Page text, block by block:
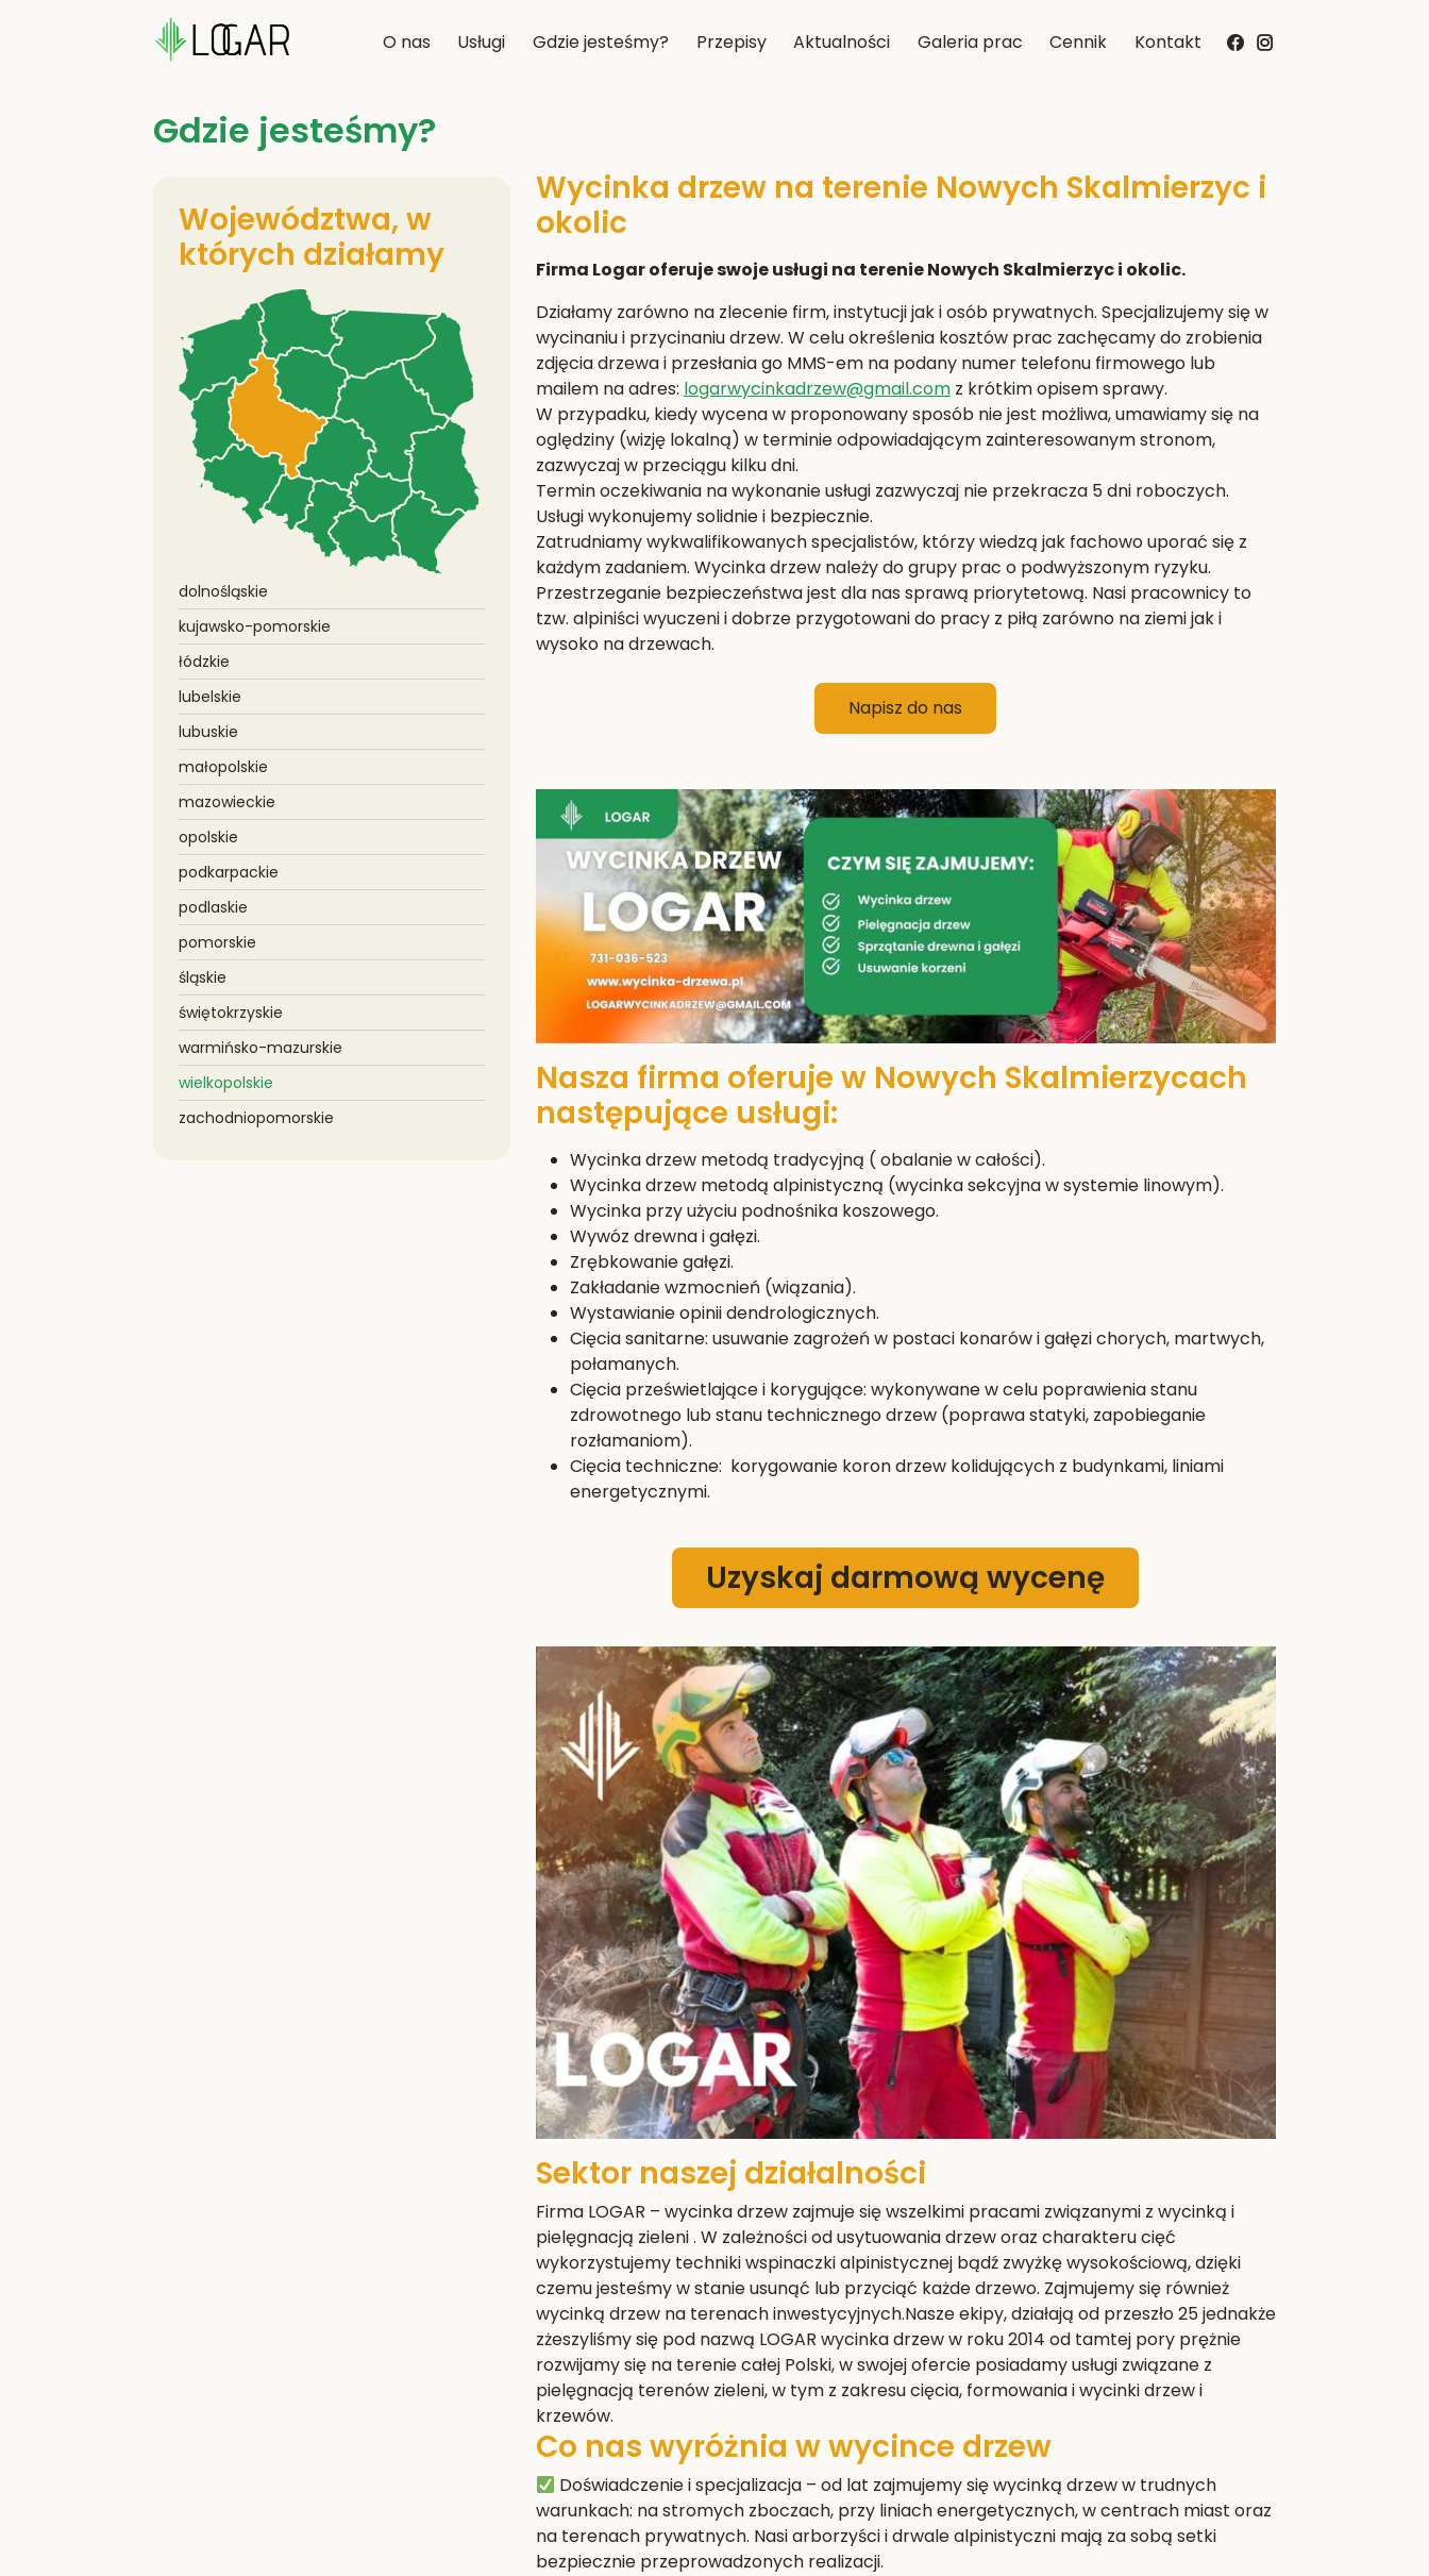
O nas Usługi Gdzie jesteśmy? Przepisy Aktualności Galeria prac Cennik Kontakt
Gdzie jesteśmy?
Województwa, w
których działamy
dolnośląskie
kujawsko-pomorskie
łódzkie
lubelskie
lubuskie
małopolskie
mazowieckie
opolskie
podkarpackie
podlaskie
pomorskie
śląskie
świętokrzyskie
warmińsko-mazurskie
wielkopolskie
zachodniopomorskie
Wycinka drzew na terenie Nowych Skalmierzyc i
okolic
Firma Logar oferuje swoje usługi na terenie Nowych Skalmierzyc i okolic.
Działamy zarówno na zlecenie firm, instytucji jak i osób prywatnych. Specjalizujemy się w
wycinaniu i przycinaniu drzew. W celu określenia kosztów prac zachęcamy do zrobienia
zdjęcia drzewa i przesłania go MMS-em na podany numer telefonu firmowego lub
mailem na adres: logarwycinkadrzew@gmail.comz krótkim opisem sprawy.
W przypadku, kiedy wycena w proponowany sposób nie jest możliwa, umawiamy się na
oględziny (wizję lokalną) w terminie odpowiadającym zainteresowanym stronom,
zazwyczaj w przeciągu kilku dni.
Termin oczekiwania na wykonanie usługi zazwyczaj nie przekracza 5 dni roboczych.
Usługi wykonujemy solidnie i bezpiecznie.
Zatrudniamy wykwalifikowanych specjalistów, którzy wiedzą jak fachowo uporać się z
każdym zadaniem. Wycinka drzew należy do grupy prac o podwyższonym ryzyku.
Przestrzeganie bezpieczeństwa jest dla nas sprawą priorytetową. Nasi pracownicy to
tzw. alpiniści wyuczeni i dobrze przygotowani do pracy z piłą zarówno na ziemi jak i
wysoko na drzewach.
Napisz do nas
Nasza firma oferuje w Nowych Skalmierzycach
następujące usługi:
Wycinka drzew metodą tradycyjną ( obalanie w całości).
Wycinka drzew metodą alpinistyczną (wycinka sekcyjna w systemie linowym).
Wycinka przy użyciu podnośnika koszowego.
Wywóz drewna i gałęzi.
Zrębkowanie gałęzi.
Zakładanie wzmocnień (wiązania).
Wystawianie opinii dendrologicznych.
Cięcia sanitarne: usuwanie zagrożeń w postaci konarów i gałęzi chorych, martwych,
połamanych.
Cięcia prześwietlające i korygujące: wykonywane w celu poprawienia stanu
zdrowotnego lub stanu technicznego drzew (poprawa statyki, zapobieganie
rozłamaniom).
Cięcia techniczne: korygowanie koron drzew kolidujących z budynkami, liniami
energetycznymi.
Uzyskaj darmową wycenę
Sektor naszej działalności
Firma LOGAR – wycinka drzew zajmuje się wszelkimi pracami związanymi z wycinką i
pielęgnacją zieleni . W zależności od usytuowania drzew oraz charakteru cięć
wykorzystujemy techniki wspinaczki alpinistycznej bądź zwyżkę wysokościową, dzięki
czemu jesteśmy w stanie usunąć lub przyciąć każde drzewo. Zajmujemy się również
wycinką drzew na terenach inwestycyjnych.Nasze ekipy, działają od przeszło 25 jednakże
zżeszyliśmy się pod nazwą LOGAR wycinka drzew w roku 2014 od tamtej pory prężnie
rozwijamy się na terenie całej Polski, w swojej ofercie posiadamy usługi związane z
pielęgnacją terenów zieleni, w tym z zakresu cięcia, formowania i wycinki drzew i
krzewów.
Co nas wyróżnia w wycince drzew
Doświadczenie i specjalizacja – od lat zajmujemy się wycinką drzew w trudnych
warunkach: na stromych zboczach, przy liniach energetycznych, w centrach miast oraz
na terenach prywatnych. Nasi arborzyści i drwale alpinistyczni mają za sobą setki
bezpiecznie przeprowadzonych realizacji.